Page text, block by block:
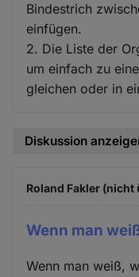
Bindestrich
einfügen.
2. Die Liste der
um einfach zu
gleichen oder in
Diskussion
Roland Fakler
Wenn man
Wenn man weiß,